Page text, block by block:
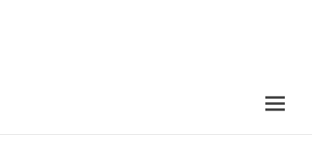
MENU